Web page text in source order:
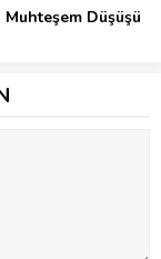
Muhteşem Düşüşü